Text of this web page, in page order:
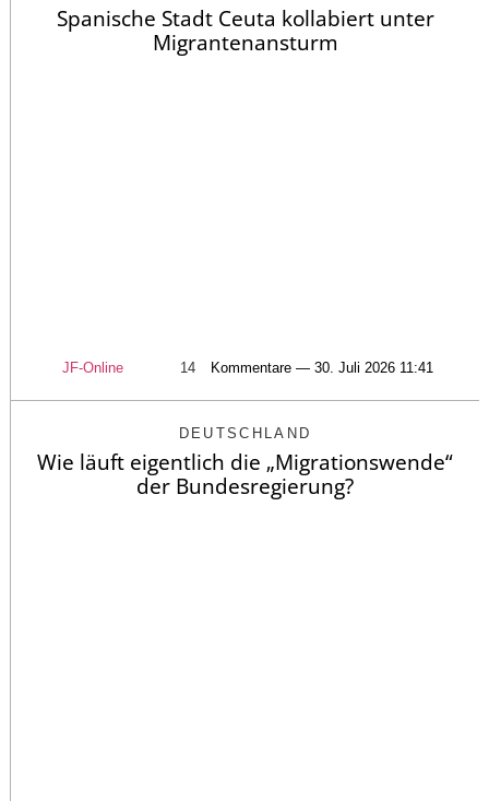
Spanische Stadt Ceuta kollabiert unter
Migrantenansturm
JF-Online 14 Kommentare — 30. Juli 2026 11:41
DEUTSCHLAND
Wie läuft eigentlich die „Migrationswende“
der Bundesregierung?